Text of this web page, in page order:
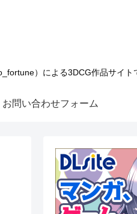
）による3DCG作品サイト
お問い合わせフォーム